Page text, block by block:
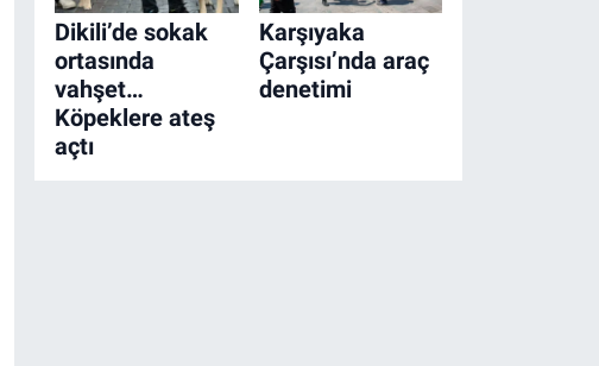
Dikili’de sokak
ortasında
vahşet…
Köpeklere ateş
açtı
Karşıyaka
Çarşısı’nda araç
denetimi